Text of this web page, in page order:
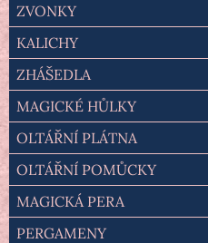
ZVONKY
KALICHY
ZHÁŠEDLA
MAGICKÉ HŮLKY
OLTÁŘNÍ PLÁTNA
OLTÁŘNÍ POMŮCKY
MAGICKÁ PERA
PERGAMENY